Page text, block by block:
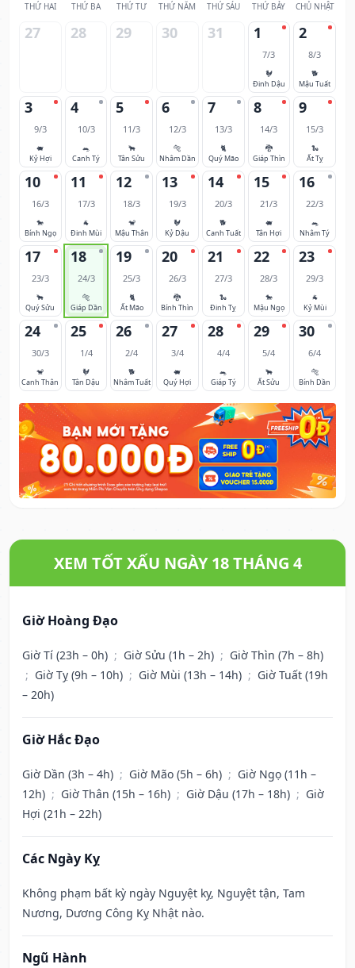
THỨ HAI THỨ BA THỨ TƯ THỨ NĂM THỨ SÁU THỨ BẢY CHỦ NHẬT
27 28 29 30 31 1
7/3
🐓
Đinh Dậu
2
8/3
🐕
Mậu Tuất
3
9/3
🐖
Kỷ Hợi
4
10/3
🐀
Canh Tý
5
11/3
🐂
Tân Sửu
6
12/3
🐅
Nhâm Dần
7
13/3
🐈
Quý Mão
8
14/3
🐉
Giáp Thìn
9
15/3
🐍
Ất Tỵ
10
16/3
🐎
Bính Ngọ
11
17/3
🐐
Đinh Mùi
12
18/3
🐒
Mậu Thân
13
19/3
🐓
Kỷ Dậu
14
20/3
🐕
Canh Tuất
15
21/3
🐖
Tân Hợi
16
22/3
🐀
Nhâm Tý
17
23/3
🐂
Quý Sửu
18
24/3
🐅
Giáp Dần
19
25/3
🐈
Ất Mão
20
26/3
🐉
Bính Thìn
21
27/3
🐍
Đinh Tỵ
22
28/3
🐎
Mậu Ngọ
23
29/3
🐐
Kỷ Mùi
24
30/3
🐒
Canh Thân
25
1/4
🐓
Tân Dậu
26
2/4
🐕
Nhâm Tuất
27
3/4
🐖
Quý Hợi
28
4/4
🐀
Giáp Tý
29
5/4
🐂
Ất Sửu
30
6/4
🐅
Bính Dần
XEM TỐT XẤU NGÀY 18 THÁNG 4
Giờ Hoàng Đạo
Giờ Tí (23h – 0h) ; Giờ Sửu (1h – 2h) ; Giờ Thìn (7h – 8h)
; Giờ Tỵ (9h – 10h) ; Giờ Mùi (13h – 14h) ; Giờ Tuất (19h
– 20h)
Giờ Hắc Đạo
Giờ Dần (3h – 4h) ; Giờ Mão (5h – 6h) ; Giờ Ngọ (11h –
12h) ; Giờ Thân (15h – 16h) ; Giờ Dậu (17h – 18h) ; Giờ
Hợi (21h – 22h)
Các Ngày Kỵ
Không phạm bất kỳ ngày Nguyệt kỵ, Nguyệt tận, Tam
Nương, Dương Công Kỵ Nhật nào.
Ngũ Hành